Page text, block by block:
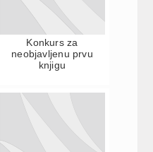
Konkurs za
neobjavljenu prvu
knjigu